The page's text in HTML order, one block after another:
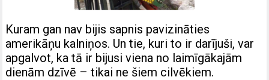
Kuram gan nav bijis sapnis pavizināties
amerikāņu kalniņos. Un tie, kuri to ir darījuši, var
apgalvot, ka tā ir bijusi viena no laimīgākajām
dienām dzīvē – tikai ne šiem cilvēkiem.